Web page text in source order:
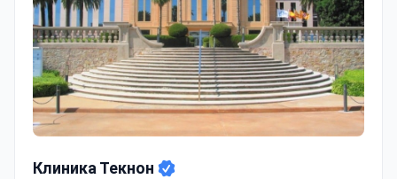
Клиника Текнон